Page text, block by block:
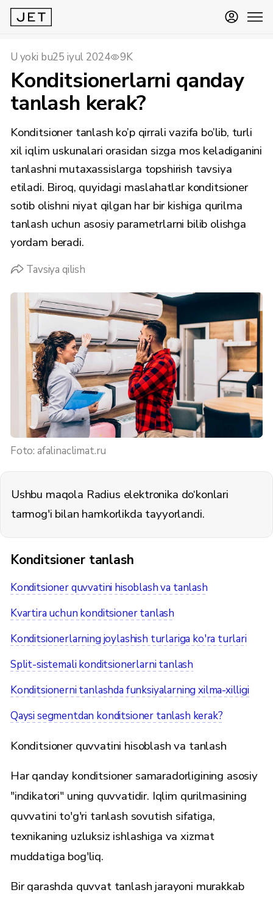
U yoki bu25 iyul 2024 9K
Konditsionerlarni qanday
tanlash kerak?
Konditsioner tanlash ko’p qirrali vazifa bo’lib, turli
xil iqlim uskunalari orasidan sizga mos keladiganini
tanlashni mutaxassislarga topshirish tavsiya
etiladi. Biroq, quyidagi maslahatlar konditsioner
sotib olishni niyat qilgan har bir kishiga qurilma
tanlash uchun asosiy parametrlarni bilib olishga
yordam beradi.
Tavsiya qilish
Foto: afalinaclimat.ru
Ushbu maqola Radius elektronika do‘konlari
tarmog'i bilan hamkorlikda tayyorlandi.
Konditsioner tanlash
Konditsioner quvvatini hisoblash va tanlash
Kvartira uchun konditsioner tanlash
Konditsionerlarning joylashish turlariga ko'ra turlari
Split-sistemali konditsionerlarni tanlash
Konditsionerni tanlashda funksiyalarning xilma-xilligi
Qaysi segmentdan konditsioner tanlash kerak?
Konditsioner quvvatini hisoblash va tanlash
Har qanday konditsioner samaradorligining asosiy
"indikatori" uning quvvatidir. Iqlim qurilmasining
quvvatini to'g'ri tanlash sovutish sifatiga,
texnikaning uzluksiz ishlashiga va xizmat
muddatiga bog'liq.
Bir qarashda quvvat tanlash jarayoni murakkab